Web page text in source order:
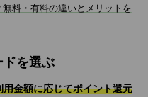
料・有料の違いとメリットを
ドを選ぶ
金額に応じてポイント還元